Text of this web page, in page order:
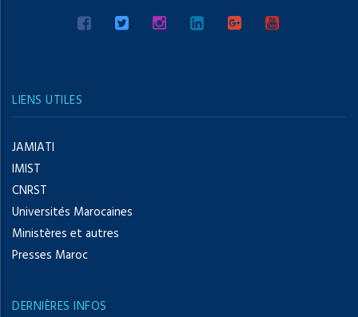
LIENS UTILES
JAMIATI
IMIST
CNRST
Universités Marocaines
Ministères et autres
Presses Maroc
DERNIÈRES INFOS